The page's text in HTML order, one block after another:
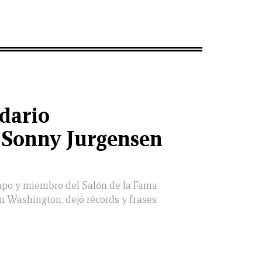
Jurgensen
y miembro del Salón de la Fama
Washington, dejó récords y frases